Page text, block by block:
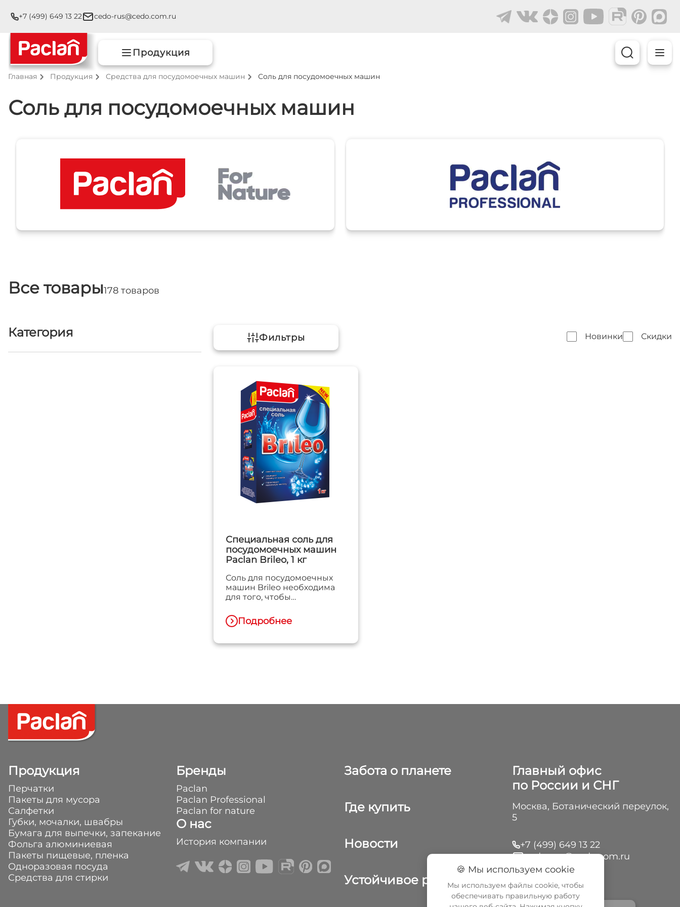
+7 (499) 649 13 22 cedo-rus@cedo.com.ru
Продукция
Главная Продукция Средства для посудомоечных машин Соль для посудомоечных машин
Соль для посудомоечных машин
Все товары178 товаров
Категория Фильтры Новинки Скидки
Специальная соль для
посудомоечных машин
Paclan Brileo, 1 кг
Соль для посудомоечных
машин Brileo необходима
для того, чтобы
служила долго и без
поломок. Соль Brileo
смягчает используемую
деталях техники, улучшает
Подробнее
Продукция
Перчатки
Пакеты для мусора
Салфетки
Губки, мочалки, швабры
Бумага для выпечки, запекание
Фольга алюминиевая
Пакеты пищевые, пленка
Одноразовая посуда
Средства для стирки
Бренды
Paclan
Paclan Professional
Paclan for nature
О нас
История компании
Забота о планете
Где купить
Новости
Устойчивое развитие
Главный офис
по России и СНГ
Москва, Ботанический переулок,
5
+7 (499) 649 13 22
cedo-rus@cedo.com.ru
🍪 Мы используем cookie
Мы используем файлы cookie, чтобы
обеспечивать правильную работу